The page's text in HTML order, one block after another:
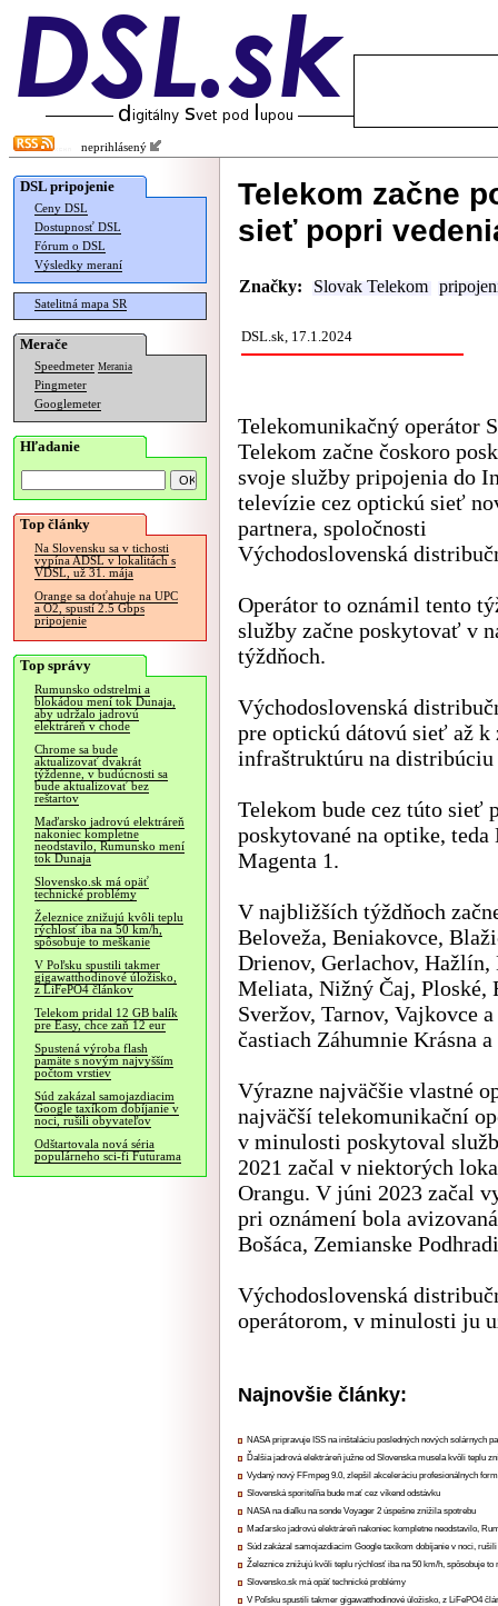
neprihlásený
DSL pripojenie
Ceny DSL
Dostupnosť DSL
Fórum o DSL
Výsledky meraní
Satelitná mapa SR
Merače
Speedmeter Merania
Pingmeter
Googlemeter
Hľadanie
Top články
Na Slovensku sa v tichosti
vypína ADSL v lokalitách s
VDSL, už 31. mája
Orange sa doťahuje na UPC
a O2, spustí 2.5 Gbps
pripojenie
Top správy
Rumunsko odstrelmi a
blokádou mení tok Dunaja,
aby udržalo jadrovú
elektráreň v chode
Chrome sa bude
aktualizovať dvakrát
týždenne, v budúcnosti sa
bude aktualizovať bez
reštartov
Maďarsko jadrovú elektráreň
nakoniec kompletne
neodstavilo, Rumunsko mení
tok Dunaja
Slovensko.sk má opäť
technické problémy
Železnice znižujú kvôli teplu
rýchlosť iba na 50 km/h,
spôsobuje to meškanie
V Poľsku spustili takmer
gigawatthodinové úložisko,
z LiFePO4 článkov
Telekom pridal 12 GB balík
pre Easy, chce zaň 12 eur
Spustená výroba flash
pamäte s novým najvyšším
počtom vrstiev
Súd zakázal samojazdiacim
Google taxíkom dobíjanie v
noci, rušili obyvateľov
Odštartovala nová séria
populárneho sci-fi Futurama
Telekom začne
sieť popri
Značky: Slovak Telekom
DSL.sk, 17.1.2024
Telekomunikačný operátor
Telekom začne čoskoro
svoje služby pripojenia do
televízie cez optickú sieť
partnera, spoločnosti
Východoslovenská
Operátor to oznámil tento
služby začne poskytovať v
týždňoch.
Východoslovenská
pre optickú dátovú sieť až
infraštruktúru na
Telekom bude cez túto sieť
poskytované na optike,
Magenta 1.
V najbližších týždňoch
Beloveža, Beniakovce,
Drienov, Gerlachov,
Meliata, Nižný Čaj, Ploské,
Sveržov, Tarnov, Vajkovce
častiach Záhumnie Krásna
Výrazne najväčšie vlastné
najväčší telekomunikační
v minulosti poskytoval
2021 začal v niektorých
Orangu. V júni 2023 začal
pri oznámení bola
Bošáca, Zemianske
Východoslovenská
operátorom, v minulosti ju
Najnovšie články:
NASA pripravuje ISS na inštaláciu posledných nových solárnych
Ďalšia jadrová elektráreň južne od Slovenska musela kvôli teplu
Vydaný nový FFmpeg 9.0, zlepšil akceleráciu profesionálnych
Slovenská sporiteľňa bude mať cez víkend odstávku
NASA na diaľku na sonde Voyager 2 úspešne znížila spotrebu
Maďarsko jadrovú elektráreň nakoniec kompletne neodstavilo,
Súd zakázal samojazdiacim Google taxíkom dobíjanie v noci,
Železnice znižujú kvôli teplu rýchlosť iba na 50 km/h, spôsobuje to
Slovensko.sk má opäť technické problémy
V Poľsku spustili takmer gigawatthodinové úložisko, z LiFePO4